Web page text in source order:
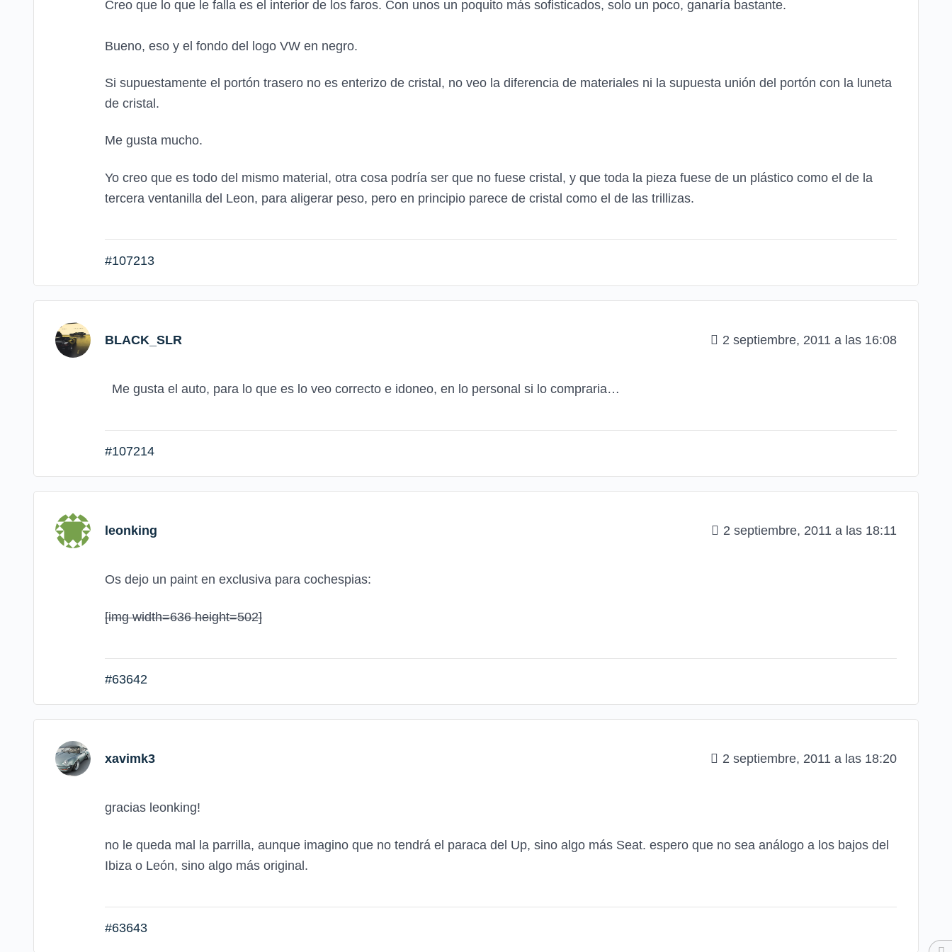
Creo que lo que le falla es el interior de los faros. Con unos un poquito más sofisticados, solo un poco, ganaría bastante.
Bueno, eso y el fondo del logo VW en negro.
Si supuestamente el portón trasero no es enterizo de cristal, no veo la diferencia de materiales ni la supuesta unión del portón con la luneta
de cristal.
Me gusta mucho.
Yo creo que es todo del mismo material, otra cosa podría ser que no fuese cristal, y que toda la pieza fuese de un plástico como el de la
tercera ventanilla del Leon, para aligerar peso, pero en principio parece de cristal como el de las trillizas.
#107213
BLACK_SLR 2 septiembre, 2011 a las 16:08
Me gusta el auto, para lo que es lo veo correcto e idoneo, en lo personal si lo compraria…
#107214
leonking 2 septiembre, 2011 a las 18:11
Os dejo un paint en exclusiva para cochespias:
[img width=636 height=502]
#63642
xavimk3 2 septiembre, 2011 a las 18:20
gracias leonking!
no le queda mal la parrilla, aunque imagino que no tendrá el paraca del Up, sino algo más Seat. espero que no sea análogo a los bajos del
Ibiza o León, sino algo más original.
#63643